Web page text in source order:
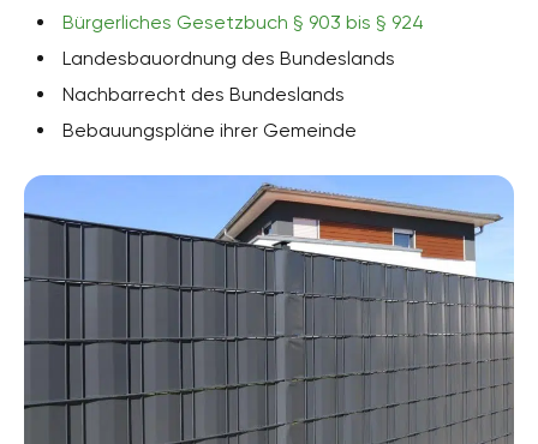
Bürgerliches Gesetzbuch § 903 bis § 924
Landesbauordnung des Bundeslands
Nachbarrecht des Bundeslands
Bebauungspläne ihrer Gemeinde